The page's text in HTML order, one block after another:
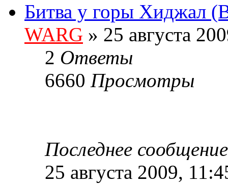
Битва у горы Хиджал
WARG » 25 августа
2 Ответы
6660 Просмотры
Последнее
25 августа 2009,